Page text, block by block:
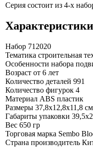
Серия состоит из 4-х
Характеристики
Набор 712020
Тематика строительная
Особенности набора
Возраст от 6 лет
Количество деталей 991
Количество фигурок 4
Материал ABS пластик
Размеры 37,8х12,8х11,8 см
Габариты упаковки
Вес 650 гр
Торговая марка Sembo
Страна производитель